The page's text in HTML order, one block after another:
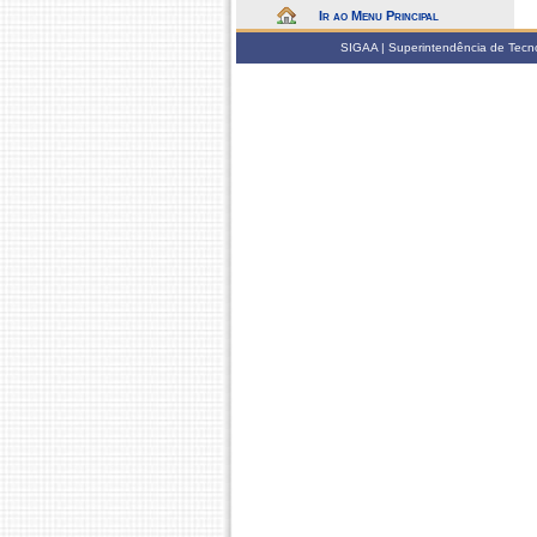
Ir ao Menu Principal
SIGAA | Superintendência de